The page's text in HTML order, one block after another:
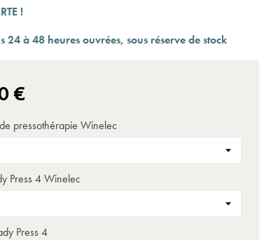
!
24 à 48 heures ouvrées, sous réserve de stock
€
pressothérapie Winelec
Press 4 Winelec
Press 4